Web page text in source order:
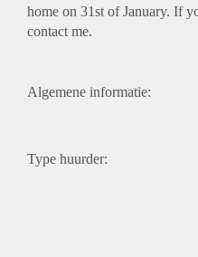
home on 31st of January. If
contact me.
Algemene informatie:
Type huurder: